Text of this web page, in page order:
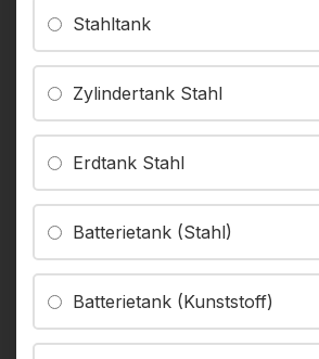
Stahltank
Zylindertank Stahl
Erdtank Stahl
Batterietank (Stahl)
Batterietank (Kunststoff)